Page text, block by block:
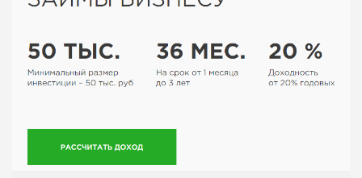
ПОДОЙДЕТ
РИСКИ: НИЗКИЕ
БЮДЖЕТ: ВЫСОКИЙ
ОБЗОР